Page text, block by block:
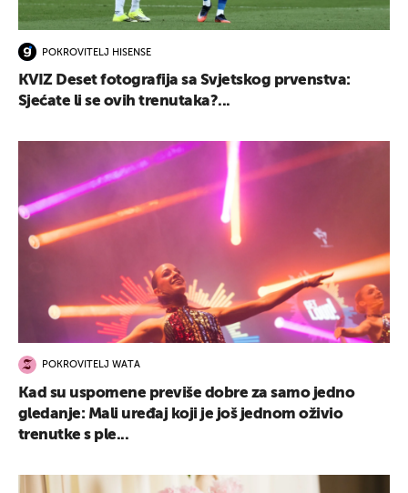
POKROVITELJ HISENSE
KVIZ Deset fotografija sa Svjetskog prvenstva:
Sjećate li se ovih trenutaka?...
POKROVITELJ WATA
Kad su uspomene previše dobre za samo jedno
gledanje: Mali uređaj koji je još jednom oživio
trenutke s ple...